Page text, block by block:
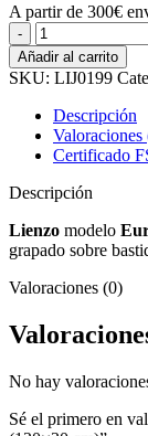
A partir de 300€
Lienzo
Eurospain
Madera
Rf-
47x16
(120x30
cm)
cantidad
Añadir al carrito
SKU: LIJ0199
Descripción
Valoraciones
Certificado
Descripción
Lienzo modelo
grapado sobre
Valoraciones (0)
No hay
Sé el primero en